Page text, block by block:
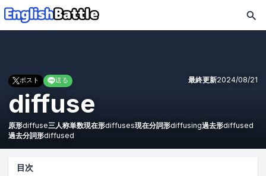
ポスト 送る 最終更新2024/08/21
diffuse
原形diffuse三人称単数現在形diffuses現在分詞形diffusing過去形diffused
過去分詞形diffused
目次